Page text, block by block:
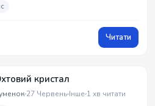
Читати
кристал
27 Червень Інше 1 хв читати